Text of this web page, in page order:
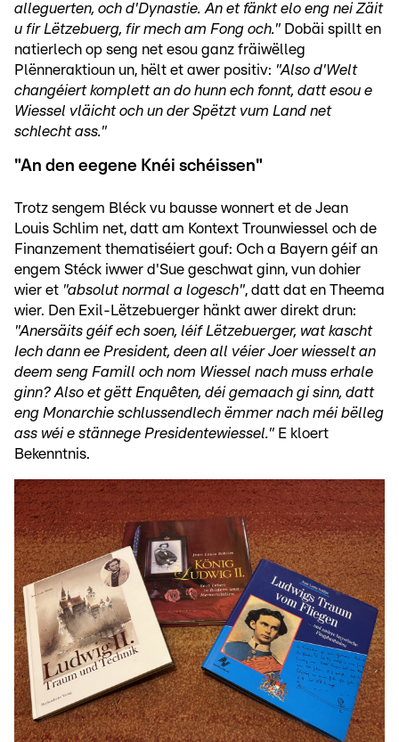
alleguerten, och d'Dynastie. An et fänkt elo eng nei Zäit
u fir Lëtzebuerg, fir mech am Fong och." Dobäi spillt en
natierlech op seng net esou ganz fräiwëlleg
Plënneraktioun un, hëlt et awer positiv: "Also d'Welt
changéiert komplett an do hunn ech fonnt, datt esou e
Wiessel vläicht och un der Spëtzt vum Land net
schlecht ass."
"An den eegene Knéi schéissen"
Trotz sengem Bléck vu bausse wonnert et de Jean
Louis Schlim net, datt am Kontext Trounwiessel och de
Finanzement thematiséiert gouf: Och a Bayern géif an
engem Stéck iwwer d'Sue geschwat ginn, vun dohier
wier et "absolut normal a logesch", datt dat en Theema
wier. Den Exil-Lëtzebuerger hänkt awer direkt drun:
"Anersäits géif ech soen, léif Lëtzebuerger, wat kascht
Iech dann ee President, deen all véier Joer wiesselt an
deem seng Famill och nom Wiessel nach muss erhale
ginn? Also et gëtt Enquêten, déi gemaach gi sinn, datt
eng Monarchie schlussendlech ëmmer nach méi bëlleg
ass wéi e stännege Presidentewiessel." E kloert
Bekenntnis.